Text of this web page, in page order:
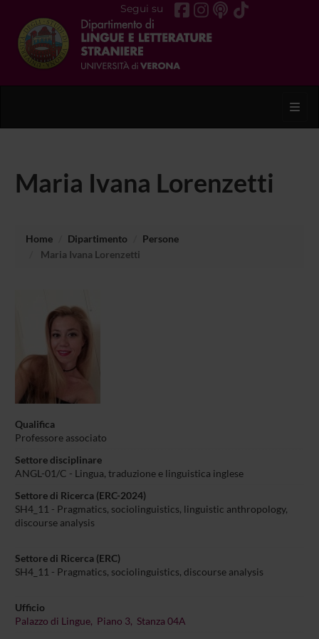
Segui su
Maria Ivana Lorenzetti
Home Dipartimento
Persone
Maria Ivana Lorenzetti
Qualifica
Professore associato
Settore disciplinare
ANGL-01/C - Lingua, traduzione e linguistica inglese
Settore di Ricerca (ERC-2024)
SH4_11 - Pragmatics, sociolinguistics, linguistic anthropology,
discourse analysis
Settore di Ricerca (ERC)
SH4_11 - Pragmatics, sociolinguistics, discourse analysis
Ufficio
Palazzo di Lingue, Piano 3, Stanza 04A